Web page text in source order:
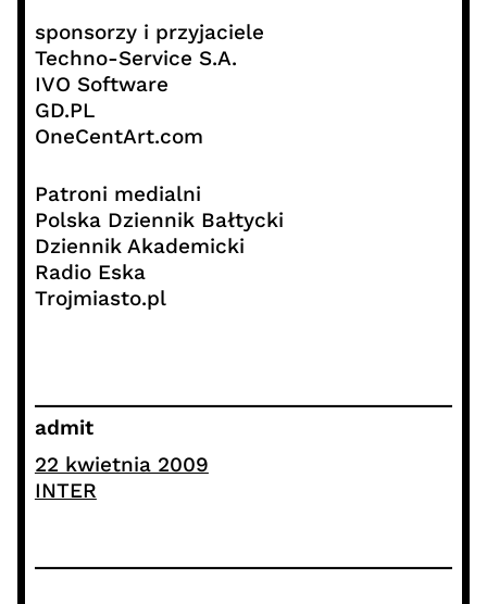
sponsorzy i przyjaciele
Techno-Service S.A.
IVO Software
GD.PL
OneCentArt.com
Patroni medialni
Polska Dziennik Bałtycki
Dziennik Akademicki
Radio Eska
Trojmiasto.pl
admit
22 kwietnia 2009
INTER